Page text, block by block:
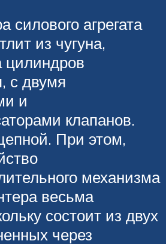
силового агрегата
из чугуна,
цилиндров
с двумя
и
клапанов.
При этом,
механизма
весьма
состоит из двух
через